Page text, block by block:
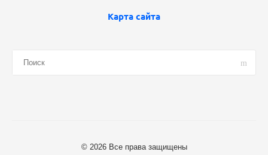
Карта сайта
© 2026 Все права защищены